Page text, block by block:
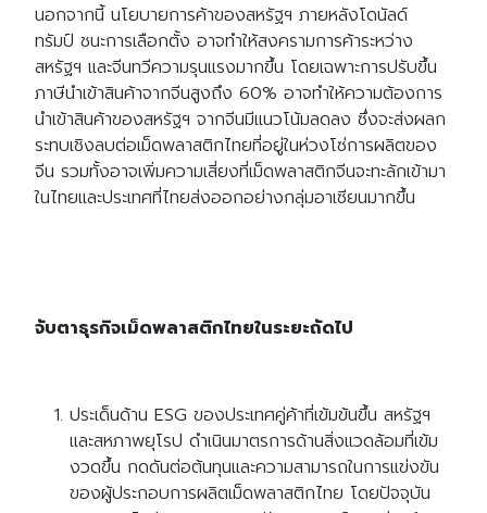
นอกจากนี้ นโยบายการค้าของสหรัฐฯ ภายหลังโดนัลด์
ทรัมป์ ชนะการเลือกตั้ง อาจทำให้สงครามการค้าระหว่าง
สหรัฐฯ และจีนทวีความรุนแรงมากขึ้น โดยเฉพาะการปรับขึ้น
ภาษีนำเข้าสินค้าจากจีนสูงถึง 60% อาจทำให้ความต้องการ
นำเข้าสินค้าของสหรัฐฯ จากจีนมีแนวโน้มลดลง ซึ่งจะส่งผลก
ระทบเชิงลบต่อเม็ดพลาสติกไทยที่อยู่ในห่วงโซ่การผลิตของ
จีน รวมทั้งอาจเพิ่มความเสี่ยงที่เม็ดพลาสติกจีนจะทะลักเข้ามา
ในไทยและประเทศที่ไทยส่งออกอย่างกลุ่มอาเซียนมากขึ้น
จับตาธุรกิจเม็ดพลาสติกไทยในระยะถัดไป
ประเด็นด้าน ESG ของประเทศคู่ค้าที่เข้มข้นขึ้น สหรัฐฯ
และสหภาพยุโรป ดำเนินมาตรการด้านสิ่งแวดล้อมที่เข้ม
งวดขึ้น กดดันต่อต้นทุนและความสามารถในการแข่งขัน
ของผู้ประกอบการผลิตเม็ดพลาสติกไทย โดยปัจจุบัน